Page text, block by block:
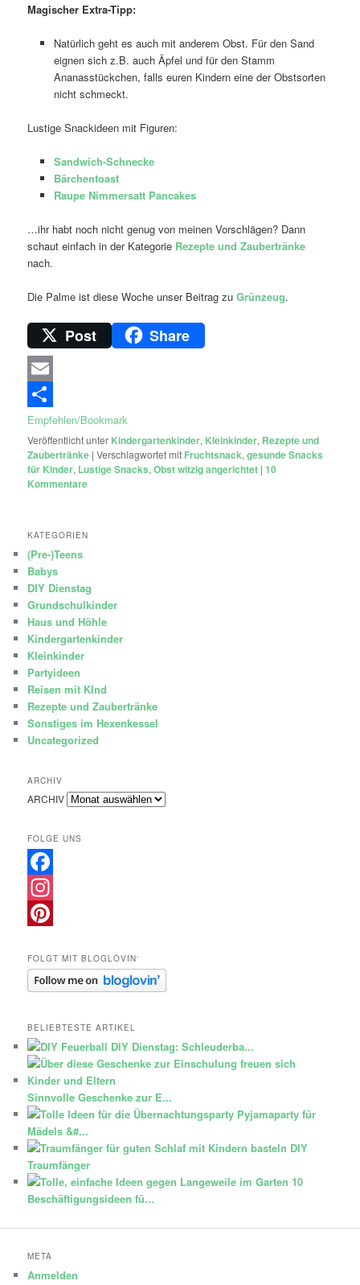
Magischer Extra-Tipp:
Natürlich geht es auch mit anderem Obst. Für den Sand
eignen sich z.B. auch Äpfel und für den Stamm
Ananasstückchen, falls euren Kindern eine der Obstsorten
nicht schmeckt.
Lustige Snackideen mit Figuren:
Sandwich-Schnecke
Bärchentoast
Raupe Nimmersatt Pancakes
…ihr habt noch nicht genug von meinen Vorschlägen? Dann
schaut einfach in der Kategorie Rezepte und Zaubertränke
nach.
Die Palme ist diese Woche unser Beitrag zuGrünzeug.
Post Share
Email
Empfehlen/Bookmark
Veröffentlicht unter Kindergartenkinder, Kleinkinder, Rezepte und
Zaubertränke |Verschlagwortet mit Fruchtsnack,gesunde Snacks
für Kinder, Lustige Snacks,Obst witzig angerichtet |10
Kommentare
KATEGORIEN
(Pre-)Teens
Babys
DIY Dienstag
Grundschulkinder
Haus und Höhle
Kindergartenkinder
Kleinkinder
Partyideen
Reisen mit KInd
Rezepte und Zaubertränke
Sonstiges im Hexenkessel
Uncategorized
ARCHIV
ARCHIV
FOLGE UNS
Facebook
Instagram
FOLGT MIT BLOGLOVIN‘
BELIEBTESTE ARTIKEL
DIY Dienstag: Schleuderba...
Sinnvolle Geschenke zur E...
Pyjamaparty für
Mädels &#...
DIY
Traumfänger
10
Beschäftigungsideen fü...
META
Anmelden